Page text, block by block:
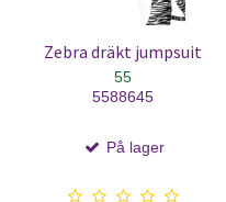
Zebra dräkt jumpsuit
55
5588645
På lager